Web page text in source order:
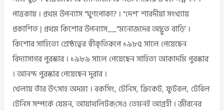
পাত্রকায় । প্রথম উপন্যাস “ঘুণপোকা? । “দেশ’ শারদীয়া সংখ্যায়
প্রকাশিত | প্রথম কিশোর উপন্যাস__“মনোজদের অদ্ভুত বাড়ি’ ।
কিশোর সাহিত্যে শ্রেষ্ঠত্বের স্বীকৃতিরূপে ১৯৮৫ সালে পেয়েছেন
বিদ্যাসাগর পুরস্কার । ১৯৮৯ সালে পেয়েছেন সাহিত্য আকাদমি পুরস্কার
। আনন্দ পুরস্কার পেয়েছেন দুবার ।
খেলায় তাঁর উৎসাহ অদম্য । বকসিং, টেনিস, ক্রিকেট, ফুটবল, টেবিল
টেনিস সম্পর্কে যেমন, আযাথলিটক্‌সেও তেমনই আগ্রহী । জীবনের